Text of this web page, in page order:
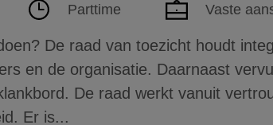
Parttime Vaste
De raad van toezicht houdt
en de organisatie. Daarnaast
De raad werkt vanuit
Er is...